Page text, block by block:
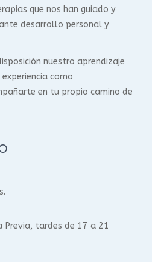
que nos han guiado y
desarrollo personal y
nuestro aprendizaje
como
en tu propio camino de
Previa, tardes de 17 a 21